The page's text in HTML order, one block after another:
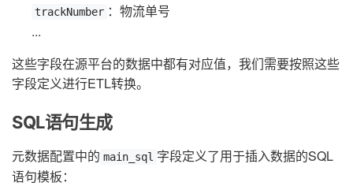
trackNumber ：物流单号
...
这些字段在源平台的数据中都有对应值，我们需要按照这些
字段定义进行ETL转换。
SQL语句生成
元数据配置中的 main_sql 字段定义了用于插入数据的SQL
语句模板：